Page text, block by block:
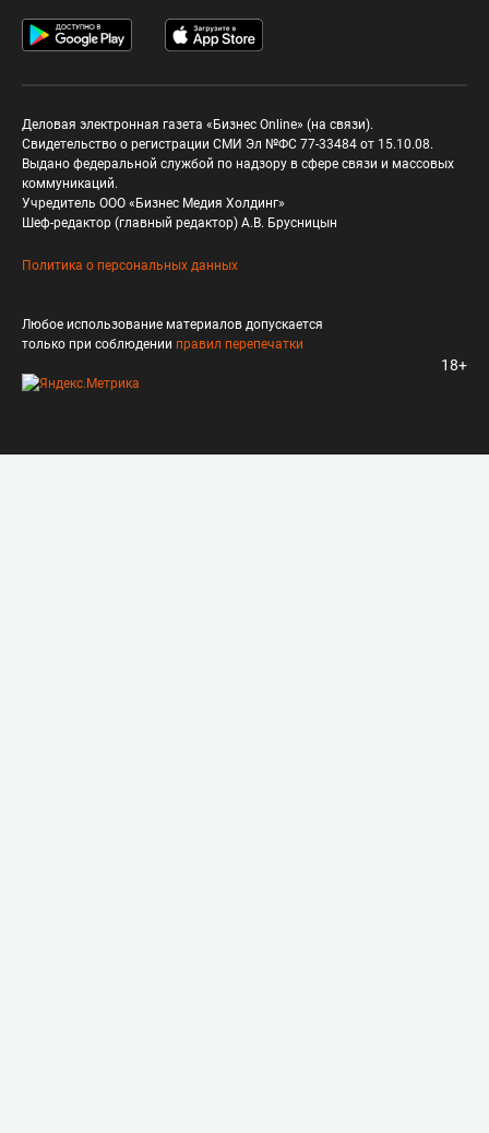
Деловая электронная газета «Бизнес Online» (на связи).
Свидетельство о регистрации СМИ Эл №ФС 77-33484 от 15.10.08.
Выдано федеральной службой по надзору в сфере связи и массовых
коммуникаций.
Учредитель ООО «Бизнес Медия Холдинг»
Шеф-редактор (главный редактор) А.В. Брусницын
Политика о персональных данных
Любое использование материалов допускается
только при соблюдении правил перепечатки
18+